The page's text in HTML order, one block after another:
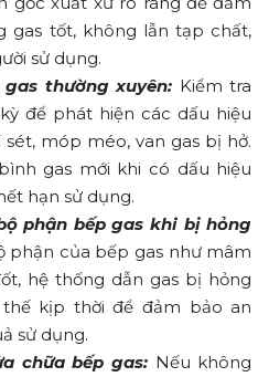
gas tốt, không lẫn tạp chất,
sử dụng.
thường xuyên: Kiểm tra
để phát hiện các dấu hiệu
móp méo, van gas bị hở.
gas mới khi có dấu hiệu
hạn sử dụng.
phận bếp gas khi bị hỏng
phận của bếp gas như mâm
hệ thống dẫn gas bị hỏng
kịp thời để đảm bảo an
sử dụng.
chữa bếp gas:Nếu không